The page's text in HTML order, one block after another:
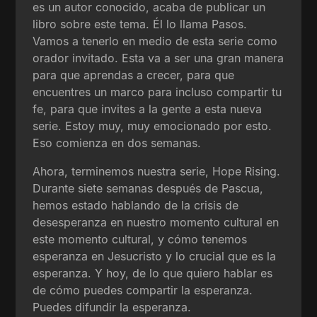
es un autor conocido, acaba de publicar un
libro sobre este tema. Él lo llama Pasos.
Vamos a tenerlo en medio de esta serie como
orador invitado. Esta va a ser una gran manera
para que aprendas a crecer, para que
encuentres un marco para incluso compartir tu
fe, para que invites a la gente a esta nueva
serie. Estoy muy, muy emocionado por esto.
Eso comienza en dos semanas.
Ahora, terminemos nuestra serie, Hope Rising.
Durante siete semanas después de Pascua,
hemos estado hablando de la crisis de
desesperanza en nuestro momento cultural en
este momento cultural, y cómo tenemos
esperanza en Jesucristo y lo crucial que es la
esperanza. Y hoy, de lo que quiero hablar es
de cómo puedes compartir la esperanza.
Puedes difundir la esperanza.